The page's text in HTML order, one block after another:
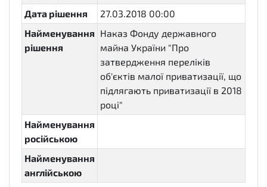
Дата рішення
27.03.2018 00:00
Найменування
рішення
Наказ Фонду державного
майна України "Про
затвердження переліків
об'єктів малої приватизації, що
підлягають приватизації в 2018
році"
Найменування
російською
Найменування
англійською